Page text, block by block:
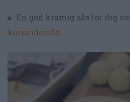
En god krämig sås för dig
koriandersås